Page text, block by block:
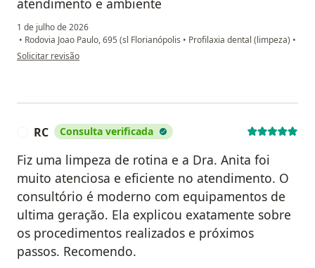
atendimento e ambiente
1 de julho de 2026
• Rodovia Joao Paulo, 695 (sl Florianópolis • Profilaxia dental (limpeza) •
na opinião do utilizador Carolina Narloch
Solicitar revisão
RC Consulta verificada
Fiz uma limpeza de rotina e a Dra. Anita foi
muito atenciosa e eficiente no atendimento. O
consultório é moderno com equipamentos de
ultima geração. Ela explicou exatamente sobre
os procedimentos realizados e próximos
passos. Recomendo.